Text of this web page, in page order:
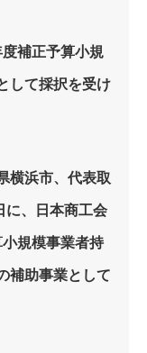
補正予算小規
して採択を受け
横浜市、代表取
に、日本商工会
規模事業者持
補助事業として